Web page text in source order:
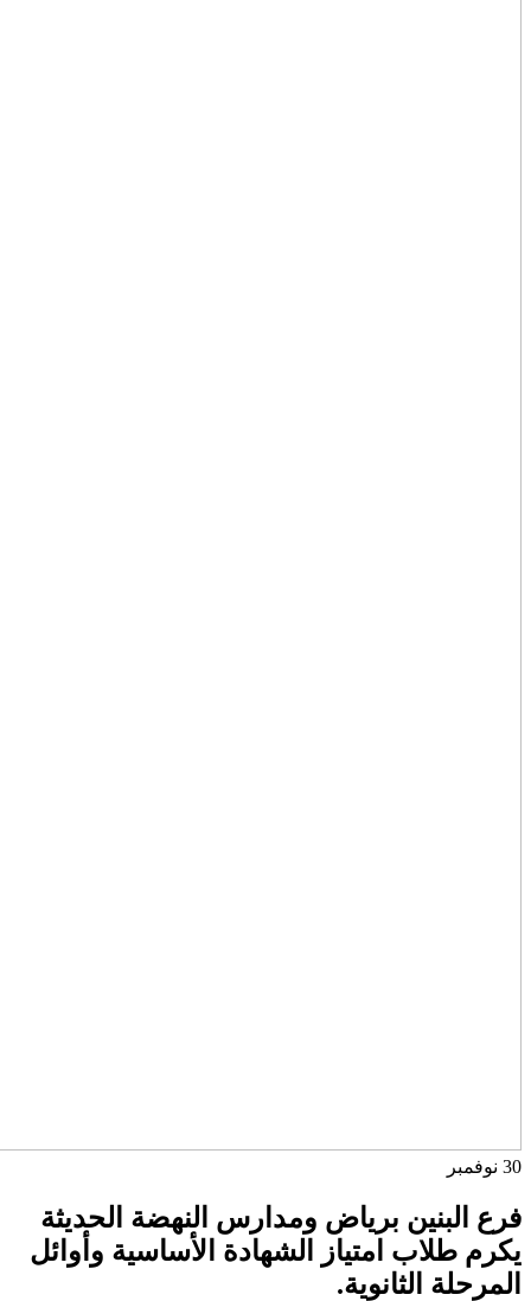
30 نوفمبر
فرع البنين برياض ومدارس النهضة الحديثة
يكرم طلاب امتياز الشهادة الأساسية وأوائل
المرحلة الثانوية.